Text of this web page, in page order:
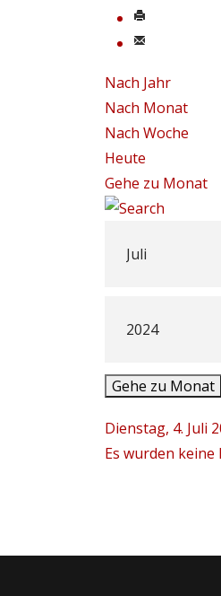
Nach Jahr
Nach Monat
Nach Woche
Heute
Gehe zu Monat
Gehe zu Monat
Dienstag, 4. Juli
Es wurden